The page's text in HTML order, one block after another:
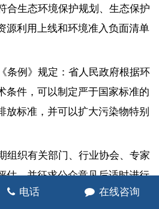
合生态环境保护规划、生态保护
源利用上线和环境准入负面清单
条例》规定：省人民政府根据环
条件，可以制定严于国家标准的
放标准，并可以扩大污染物特别
组织有关部门、行业协会、专家
估，并征求公众意见后适时进行
电话 在线咨询